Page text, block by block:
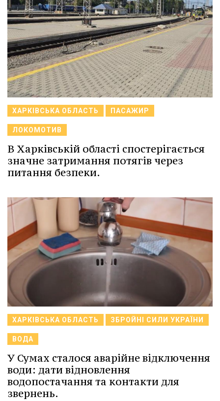
ХАРКІВСЬКА ОБЛАСТЬ ПАСАЖИР
ЛОКОМОТИВ
В Харківській області спостерігається
значне затримання потягів через
питання безпеки.
ХАРКІВСЬКА ОБЛАСТЬ ЗБРОЙНІ СИЛИ УКРАЇНИ
ВОДА
У Сумах сталося аварійне відключення
води: дати відновлення
водопостачання та контакти для
звернень.